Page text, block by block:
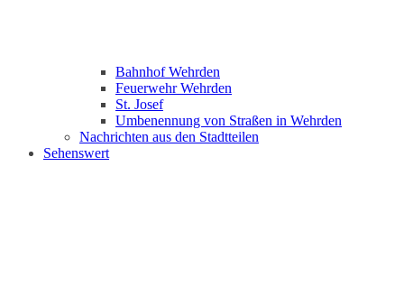
Bahnhof Wehrden
Feuerwehr Wehrden
St. Josef
Umbenennung von Straßen in Wehrden
Nachrichten aus den Stadtteilen
Sehenswert